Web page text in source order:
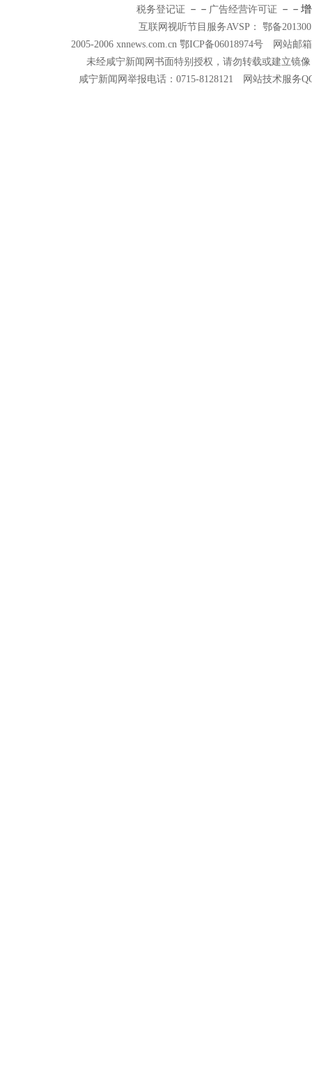
税务登记证 －－ 广告经营许可证 －－
互联网视听节目服务AVSP： 鄂备
2005-2006 xnnews.com.cn 鄂ICP备06018974号 网站邮箱
未经咸宁新闻网书面特别授权，请勿转载或建立镜
咸宁新闻网举报电话：0715-8128121 网站技术服务